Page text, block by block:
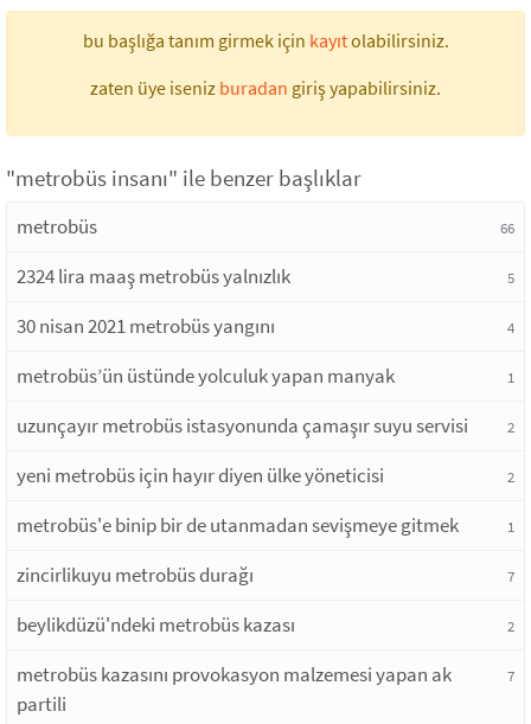
bu başlığa tanım girmek için kayıtolabilirsiniz.
zaten üye iseniz buradan giriş yapabilirsiniz.
"metrobüs insanı" ile benzer başlıklar
metrobüs 66
2324 lira maaş metrobüs yalnızlık 5
30 nisan 2021 metrobüs yangını 4
metrobüs’ün üstünde yolculuk yapan manyak 1
uzunçayır metrobüs istasyonunda çamaşır suyu servisi 2
yeni metrobüs için hayır diyen ülke yöneticisi 2
metrobüs'e binip bir de utanmadan sevişmeye gitmek 1
zincirlikuyu metrobüs durağı 7
beylikdüzü'ndeki metrobüs kazası 2
metrobüs kazasını provokasyon malzemesi yapan ak
partili
7